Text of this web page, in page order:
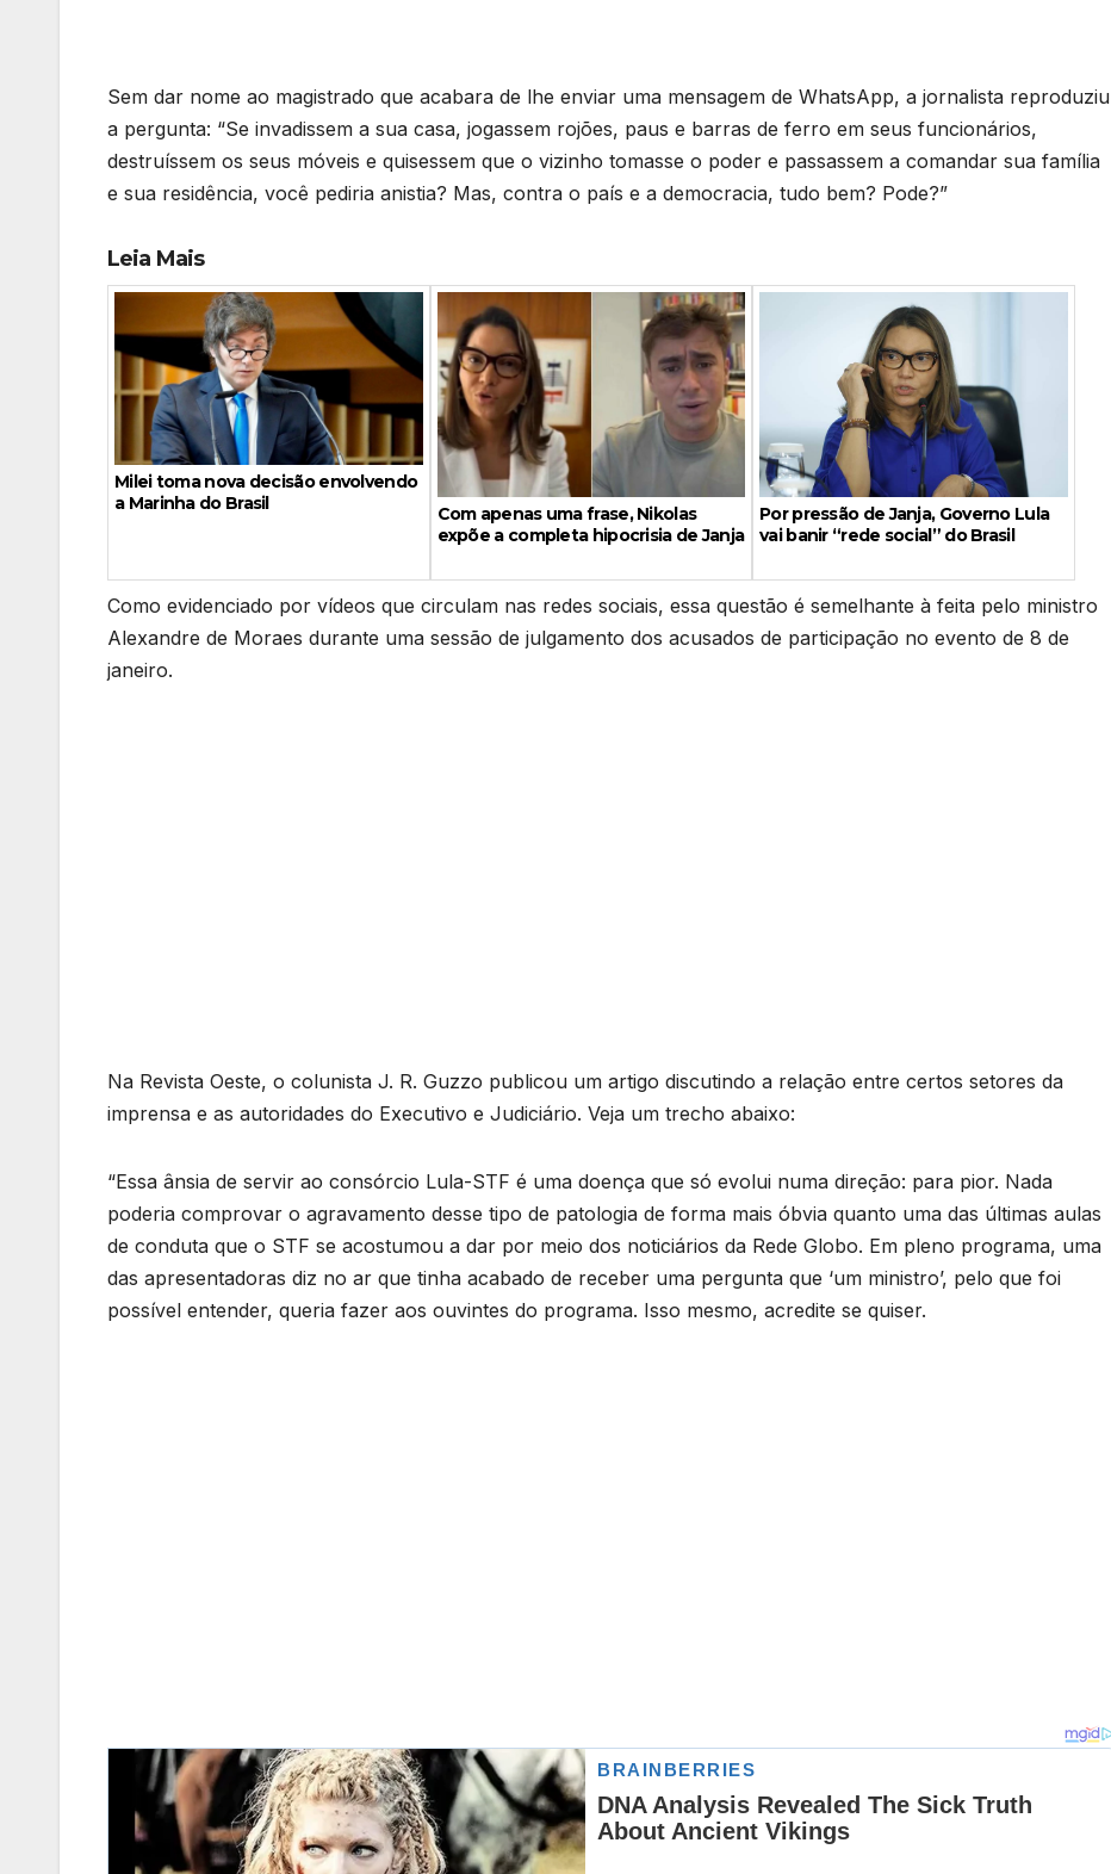
Sem dar nome ao magistrado que acabara de lhe enviar uma mensagem de WhatsApp, a jornalista reproduziu
a pergunta: “Se invadissem a sua casa, jogassem rojões, paus e barras de ferro em seus funcionários,
destruíssem os seus móveis e quisessem que o vizinho tomasse o poder e passassem a comandar sua família
e sua residência, você pediria anistia? Mas, contra o país e a democracia, tudo bem? Pode?”
Leia Mais
Milei toma nova decisão envolvendo
a Marinha do Brasil
Com apenas uma frase, Nikolas
expõe a completa hipocrisia de Janja
Por pressão de Janja, Governo Lula
vai banir “rede social” do Brasil
Como evidenciado por vídeos que circulam nas redes sociais, essa questão é semelhante à feita pelo ministro
Alexandre de Moraes durante uma sessão de julgamento dos acusados de participação no evento de 8 de
janeiro.
Na Revista Oeste, o colunista J. R. Guzzo publicou um artigo discutindo a relação entre certos setores da
imprensa e as autoridades do Executivo e Judiciário. Veja um trecho abaixo:
“Essa ânsia de servir ao consórcio Lula-STF é uma doença que só evolui numa direção: para pior. Nada
poderia comprovar o agravamento desse tipo de patologia de forma mais óbvia quanto uma das últimas aulas
de conduta que o STF se acostumou a dar por meio dos noticiários da Rede Globo. Em pleno programa, uma
das apresentadoras diz no ar que tinha acabado de receber uma pergunta que ‘um ministro’, pelo que foi
possível entender, queria fazer aos ouvintes do programa. Isso mesmo, acredite se quiser.